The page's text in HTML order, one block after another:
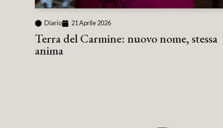
Diario 21 Aprile 2026
Terra del Carmine: nuovo nome, stessa
anima